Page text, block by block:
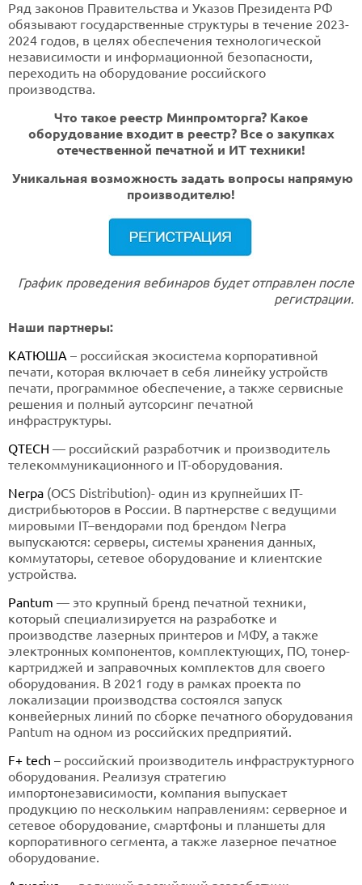
Ряд законов Правительства и Указов Президента РФ
обязывают государственные структуры в течение 2023-
2024 годов, в целях обеспечения технологической
независимости и информационной безопасности,
переходить на оборудование российского
производства.
Что такое реестр Минпромторга? Какое
оборудование входит в реестр? Все о закупках
отечественной печатной и ИТ техники!
Уникальная возможность задать вопросы напрямую
производителю!
График проведения вебинаров будет отправлен после
регистрации.
Наши партнеры:
КАТЮША – российская экосистема корпоративной
печати, которая включает в себя линейку устройств
печати, программное обеспечение, а также сервисные
решения и полный аутсорсинг печатной
инфраструктуры.
QTECH — российский разработчик и производитель
телекоммуникационного и IT-оборудования.
Nerpa (OCS Distribution)- один из крупнейших IT-
дистрибьюторов в России. В партнерстве с ведущими
мировыми IT–вендорами под брендом Nerpa
выпускаются: серверы, системы хранения данных,
коммутаторы, сетевое оборудование и клиентские
устройства.
Pantum — это крупный бренд печатной техники,
который специализируется на разработке и
производстве лазерных принтеров и МФУ, а также
электронных компонентов, комплектующих, ПО, тонер-
картриджей и заправочных комплектов для своего
оборудования. В 2021 году в рамках проекта по
локализации производства состоялся запуск
конвейерных линий по сборке печатного оборудования
Pantum на одном из российских предприятий.
F+ tech – российский производитель инфраструктурного
оборудования. Реализуя стратегию
импортонезависимости, компания выпускает
продукцию по нескольким направлениям: серверное и
сетевое оборудование, смартфоны и планшеты для
корпоративного сегмента, а также лазерное печатное
оборудование.